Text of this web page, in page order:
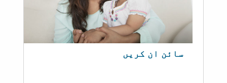
سائن ان کریں